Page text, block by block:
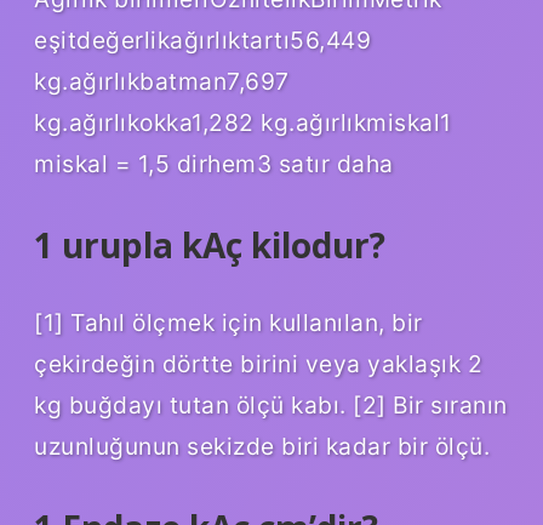
eşitdeğerlikağırlıktartı56,449
kg.ağırlıkbatman7,697
kg.ağırlıkokka1,282 kg.ağırlıkmiskal1
miskal = 1,5 dirhem3 satır daha
1 urupla kAç kilodur?
[1] Tahıl ölçmek için kullanılan, bir
çekirdeğin dörtte birini veya yaklaşık 2
kg buğdayı tutan ölçü kabı. [2] Bir sıranın
uzunluğunun sekizde biri kadar bir ölçü.